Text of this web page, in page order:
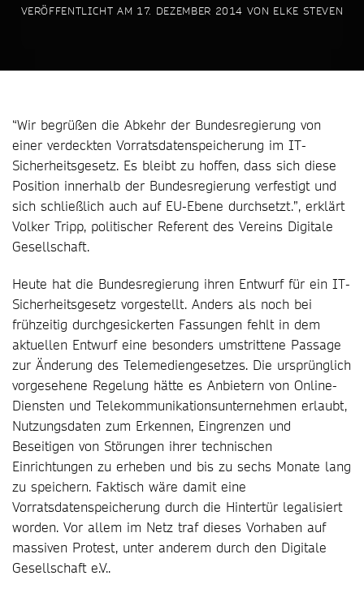
VERÖFFENTLICHT AM 17. DEZEMBER 2014 VON ELKE STEVEN
“Wir begrüßen die Abkehr der Bundesregierung von
einer verdeckten Vorratsdatenspeicherung im IT-
Sicherheitsgesetz. Es bleibt zu hoffen, dass sich diese
Position innerhalb der Bundesregierung verfestigt und
sich schließlich auch auf EU-Ebene durchsetzt.”, erklärt
Volker Tripp, politischer Referent des Vereins Digitale
Gesellschaft.
Heute hat die Bundesregierung ihren Entwurf für ein IT-
Sicherheitsgesetz vorgestellt. Anders als noch bei
frühzeitig durchgesickerten Fassungen fehlt in dem
aktuellen Entwurf eine besonders umstrittene Passage
zur Änderung des Telemediengesetzes. Die ursprünglich
vorgesehene Regelung hätte es Anbietern von Online-
Diensten und Telekommunikationsunternehmen erlaubt,
Nutzungsdaten zum Erkennen, Eingrenzen und
Beseitigen von Störungen ihrer technischen
Einrichtungen zu erheben und bis zu sechs Monate lang
zu speichern. Faktisch wäre damit eine
Vorratsdatenspeicherung durch die Hintertür legalisiert
worden. Vor allem im Netz traf dieses Vorhaben auf
massiven Protest, unter anderem durch den Digitale
Gesellschaft e.V..